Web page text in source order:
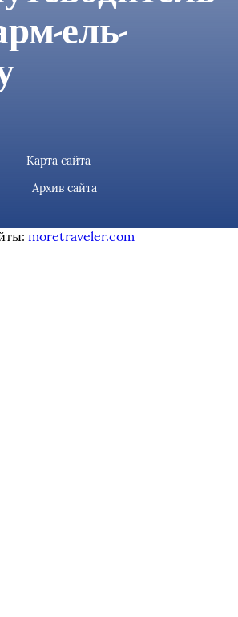
ель-
Карта сайта
Архив сайта
moretraveler.com